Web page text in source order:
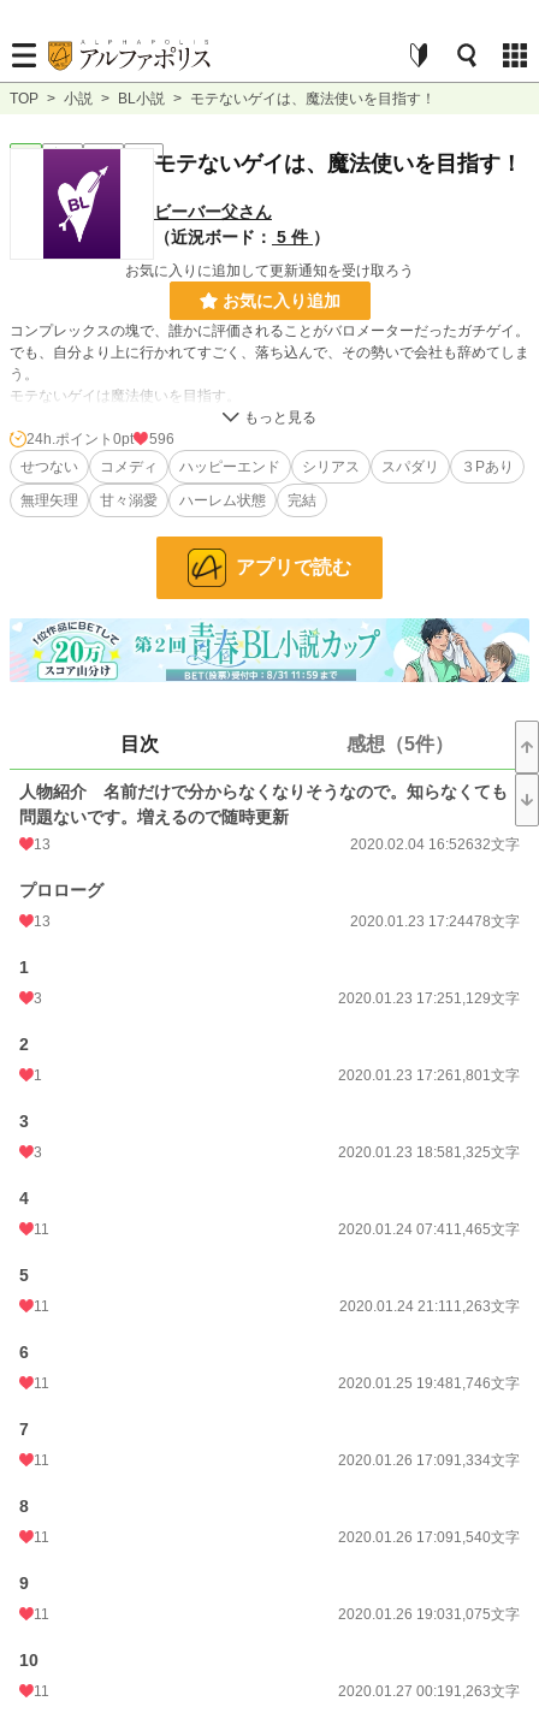
TOP > 小説 > BL小説 > モテないゲイは、魔法使いを目指す！
完結 長編 モテないゲイは、魔法使いを目指す！
ビーバー父さん
（近況ボード： 5 件 ）
お気に入りに追加して更新通知を受け取ろう
お気に入り追加
コンプレックスの塊で、誰かに評価されることがバロメーターだったガチゲイ。
でも、自分より上に行かれてすごく、落ち込んで、その勢いで会社も辞めてしま
う。
モテないゲイは魔法使いを目指す。
保険で※つけます。
しっかりR１８表記があるところは、スルーしていただいて構いません。
無理やり表現あります。
229,045 位 / 229,045 件
31,499 位 / 31,499 件
お気に入り 415
24h.ポイント 0 pt
更新日時 2020.03.01 16:15
初回公開日時 2020.01.23 17:24
初回完結日時
週間ポイント
年間ポイント
24h.ポイント 0pt
596
せつない
コメディ ハッピーエンド シリアス スパダリ
３Pあり
無理矢理
甘々溺愛 ハーレム状態 完結
アプリで読む
目次 感想（5件）
人物紹介 名前だけで分からなくなりそうなので。知らなくても
問題ないです。増えるので随時更新
13 2020.02.04 16:52632文字
プロローグ
13 2020.01.23 17:24478文字
1
3 2020.01.23 17:251,129文字
2
1 2020.01.23 17:261,801文字
3
3 2020.01.23 18:581,325文字
4
11 2020.01.24 07:411,465文字
5
11 2020.01.24 21:111,263文字
6
11 2020.01.25 19:481,746文字
7
11 2020.01.26 17:091,334文字
8
11 2020.01.26 17:091,540文字
9
11 2020.01.26 19:031,075文字
10
11 2020.01.27 00:191,263文字